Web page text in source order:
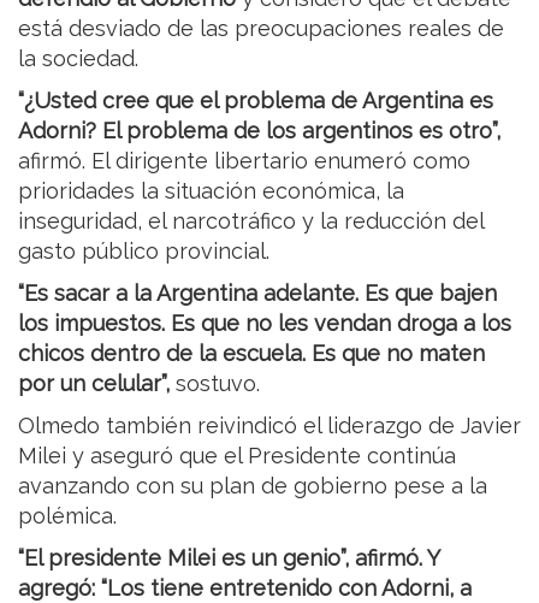
está desviado de las preocupaciones reales de
la sociedad.
“¿Usted cree que el problema de Argentina es
Adorni? El problema de los argentinos es otro”,
afirmó. El dirigente libertario enumeró como
prioridades la situación económica, la
inseguridad, el narcotráfico y la reducción del
gasto público provincial.
“Es sacar a la Argentina adelante. Es que bajen
los impuestos. Es que no les vendan droga a los
chicos dentro de la escuela. Es que no maten
por un celular”, sostuvo.
Olmedo también reivindicó el liderazgo de Javier
Milei y aseguró que el Presidente continúa
avanzando con su plan de gobierno pese a la
polémica.
“El presidente Milei es un genio”, afirmó. Y
agregó: “Los tiene entretenido con Adorni, a